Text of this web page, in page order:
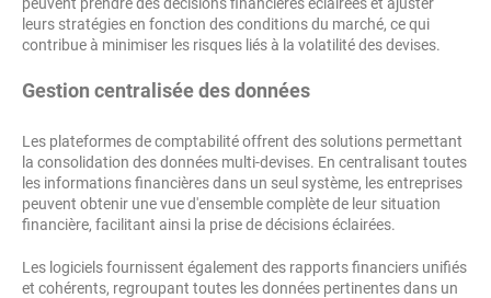
leurs stratégies en fonction des conditions du marché, ce qui
contribue à minimiser les risques liés à la volatilité des devises.
Gestion centralisée des données
Les plateformes de comptabilité offrent des solutions permettant
la consolidation des données multi-devises. En centralisant toutes
les informations financières dans un seul système, les entreprises
peuvent obtenir une vue d'ensemble complète de leur situation
financière, facilitant ainsi la prise de décisions éclairées.
Les logiciels fournissent également des rapports financiers unifiés
et cohérents, regroupant toutes les données pertinentes dans un